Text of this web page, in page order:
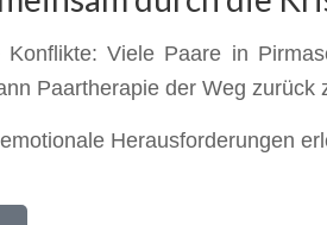
Viele Paare in
Paartherapie der Weg zurück
Herausforderungen